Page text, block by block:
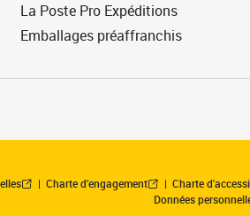
La Poste Pro Expéditions
Emballages préaffranchis
Charte d’engagement Charte
Données